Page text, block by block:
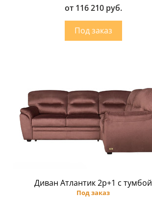
от 116 210 руб.
Диван Атлантик 2p+1 с тумбой
Под заказ